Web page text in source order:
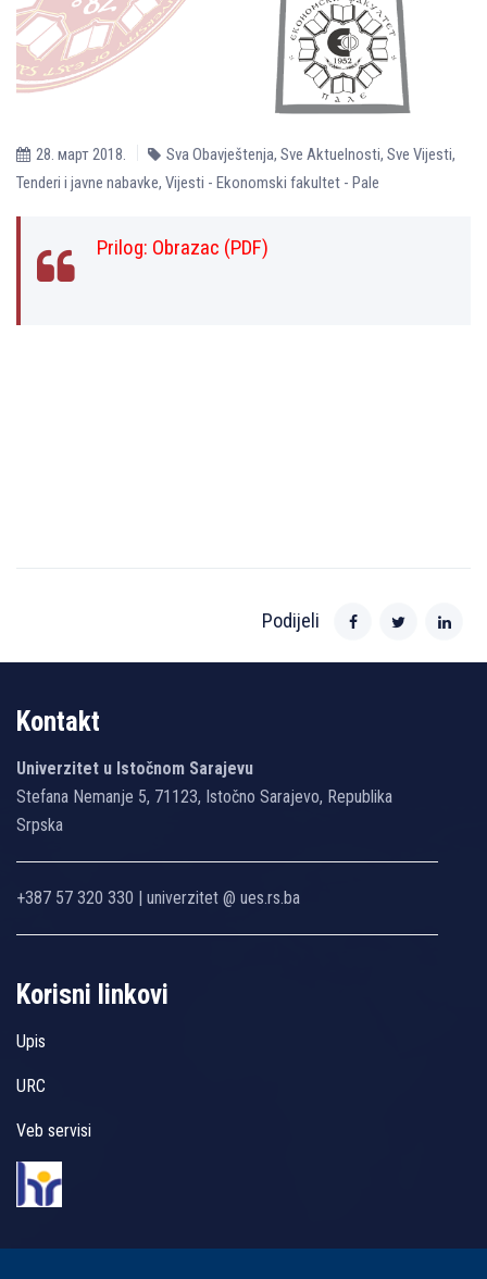
28. март 2018. Sva Obavještenja, Sve Aktuelnosti, Sve Vijesti,
Tenderi i javne nabavke, Vijesti - Ekonomski fakultet - Pale
Prilog: Оbrazac (PDF)
Podijeli
Kontakt
Univerzitet u Istočnom Sarajevu
Stefana Nemanje 5, 71123, Istočno Sarajevo, Republika
Srpska
+387 57 320 330 | univerzitet @ ues.rs.ba
Korisni linkovi
Upis
URC
Veb servisi